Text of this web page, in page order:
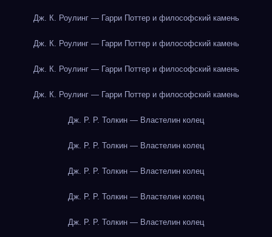
Дж. К. Роулинг — Гарри Поттер и философский камень
Дж. К. Роулинг — Гарри Поттер и философский камень
Дж. К. Роулинг — Гарри Поттер и философский камень
Дж. К. Роулинг — Гарри Поттер и философский камень
Дж. Р. Р. Толкин — Властелин колец
Дж. Р. Р. Толкин — Властелин колец
Дж. Р. Р. Толкин — Властелин колец
Дж. Р. Р. Толкин — Властелин колец
Дж. Р. Р. Толкин — Властелин колец